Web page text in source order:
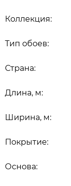
Коллекция:
Длина, м:
Ширина, м:
Основа:
Покрытие:
Страна:
Тип обоев: